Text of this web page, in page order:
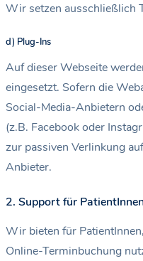
Wir setzen ausschließlich
d) Plug-Ins
Auf dieser Webseite
eingesetzt. Sofern die
Social-Media-Anbietern
(z.B. Facebook oder
zur passiven Verlinkung
Anbieter.
2. Support für
Wir bieten für
Online-Terminbuchung